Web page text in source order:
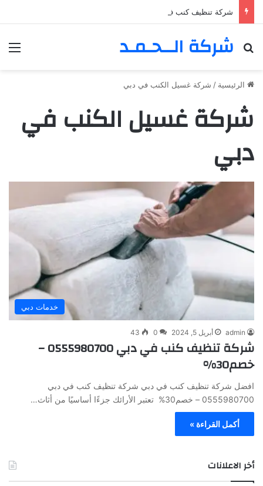
شركة تنظيف كنب في المزهر – دبي 0555980700 – خصم30%
شركة الــحـمـد
بحث عن
الرئيسية / شركة غسيل الكنب في دبي
شركة غسيل الكنب في
دبي
خدمات دبي
admin أبريل 5, 2024 0
43
شركة تنظيف كنب في دبي 0555980700 –
خصم30%
افضل شركة تنظيف كنب في دبي شركة تنظيف كنب في دبي
0555980700 – خصم30% تعتبر الأرائك جزءًا أساسيًا من أثاث…
أكمل القراءة »
أخر الاعلانات